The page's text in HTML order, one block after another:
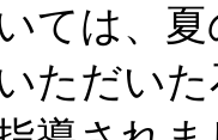
ては、
ただい